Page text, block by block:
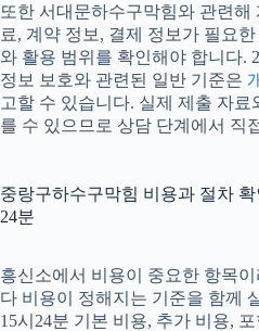
또한 서대문하수구막힘와 관련
료, 계약 정보, 결제 정보가 필요
와 활용 범위를 확인해야 합니다.
정보 보호와 관련된 일반 기준은
고할 수 있습니다. 실제 제출 자
를 수 있으므로 상담 단계에서 직
중랑구하수구막힘 비용과 절차 확
24분
흥신소에서 비용이 중요한 항목
다 비용이 정해지는 기준을 함께
15시24분 기본 비용, 추가 비용,